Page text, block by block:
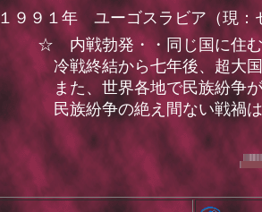
１９９１年 ユーゴスラビア（現：
☆ 内戦勃発・・同じ国に住む
冷戦終結から七年後、超大
また、世界各地で民族紛争
民族紛争の絶え間ない戦禍